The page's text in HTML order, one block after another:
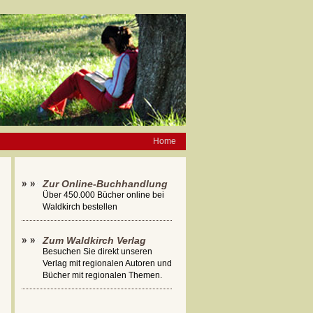
Home
Zur Online-Buchhandlung
Über 450.000 Bücher online bei
Waldkirch bestellen
Zum Waldkirch Verlag
Besuchen Sie direkt unseren
Verlag mit regionalen Autoren und
Bücher mit regionalen Themen.